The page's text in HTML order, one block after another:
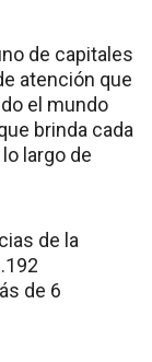
de capitales
atención que
el mundo
brinda cada
largo de
de la
de 6